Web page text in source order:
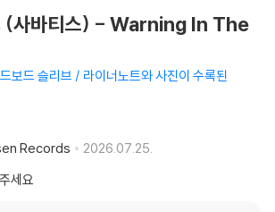
사바티스) - Warning In The
보드 슬리브 / 라이너노트와 사진이 수록된
Records
2026.07.25.
세요